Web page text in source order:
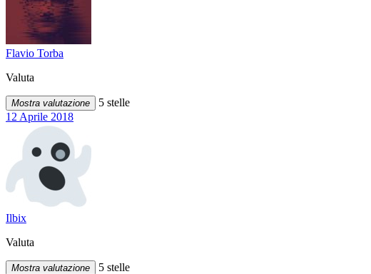
Flavio Torba
Valuta
Mostra valutazione
5 stelle
12 Aprile 2018
Ilbix
Valuta
Mostra valutazione
5 stelle